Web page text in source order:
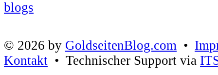
© 2026 by GoldseitenBlog.com •
Kontakt • Technischer Support via